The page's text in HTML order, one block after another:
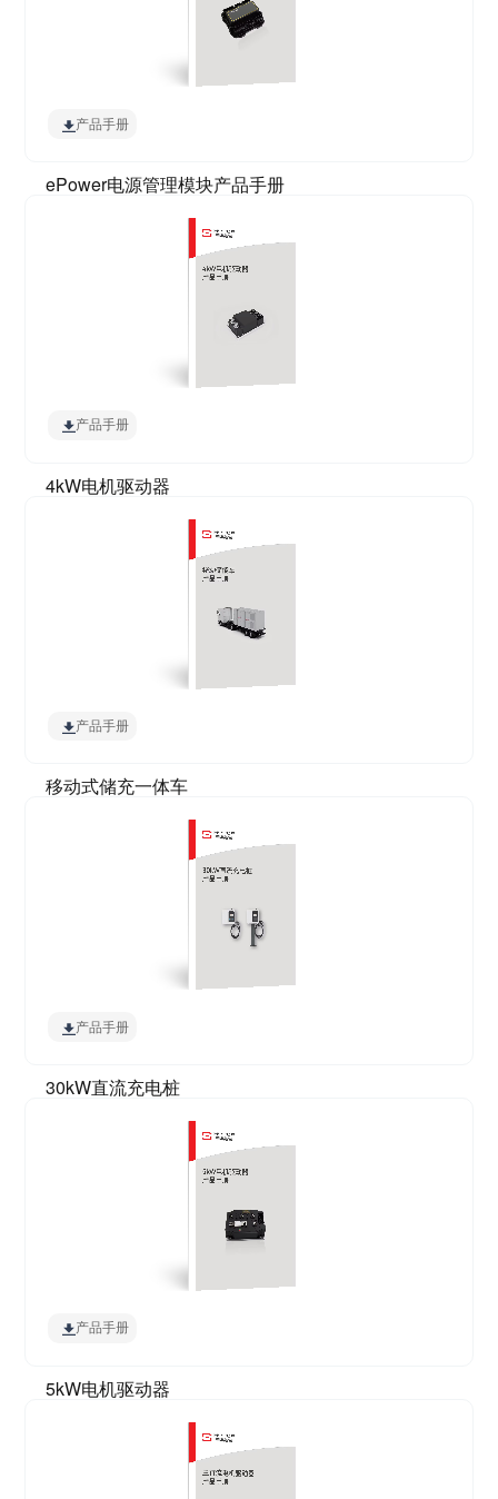
产品手册
ePower电源管理模块产品手册
产品手册
4kW电机驱动器
产品手册
移动式储充一体车
产品手册
30kW直流充电桩
产品手册
5kW电机驱动器